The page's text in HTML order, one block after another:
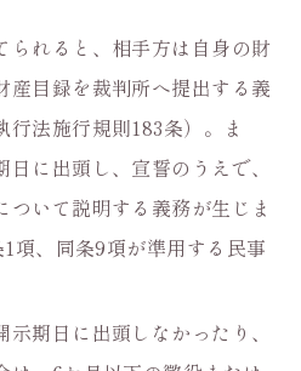
られると、相手方は自身の財
産目録を裁判所へ提出する義
法施行規則183条）。ま
に出頭し、宣誓のうえで、
ついて説明する義務が生じま
項、同条9項が準用する民事
期日に出頭しなかったり、